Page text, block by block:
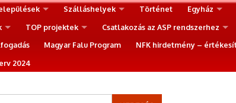
Szálláshelyek Történet Egyház
TOP projektek Csatlakozás az ASP rendszerhez
Magyar Falu Program NFK hirdetmény –
2024